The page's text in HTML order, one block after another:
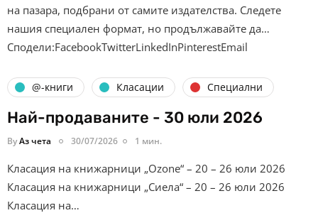
на пазара, подбрани от самите издателства. Следете
нашия специален формат, но продължавайте да…
Сподели:FacebookTwitterLinkedInPinterestEmail
@-книги Класации Специални
Най-продаваните - 30 юли 2026
ByАз чета 30/07/2026 1 мин.
Класация на книжарници „Ozone“ – 20 – 26 юли 2026
Класация на книжарници „Сиела“ – 20 – 26 юли 2026
Класация на…